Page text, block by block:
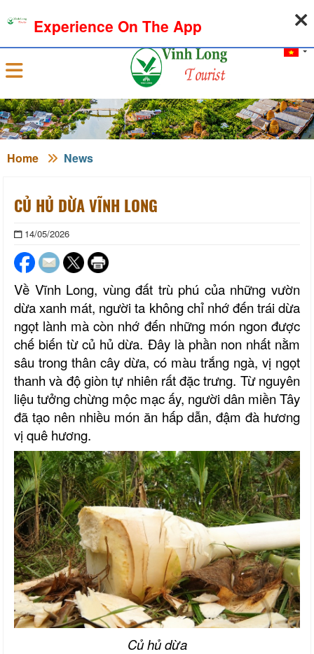
Sign in
Home News
CỦ HỦ DỪA VĨNH LONG
14/05/2026
Về Vĩnh Long, vùng đất trù phú của những vườn
dừa xanh mát, người ta không chỉ nhớ đến trái dừa
ngọt lành mà còn nhớ đến những món ngon được
chế biến từ củ hủ dừa. Đây là phần non nhất nằm
sâu trong thân cây dừa, có màu trắng ngà, vị ngọt
thanh và độ giòn tự nhiên rất đặc trưng. Từ nguyên
liệu tưởng chừng mộc mạc ấy, người dân miền Tây
đã tạo nên nhiều món ăn hấp dẫn, đậm đà hương
vị quê hương.
Củ hủ dừa
Experience On The App